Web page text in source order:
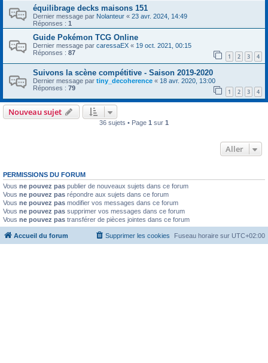
équilibrage decks maisons 151
Dernier message par Nolanteur « 23 avr. 2024, 14:49
Réponses : 1
Guide Pokémon TCG Online
Dernier message par caressaEX « 19 oct. 2021, 00:15
Réponses : 87 1 2 3 4
Suivons la scène compétitive - Saison 2019-2020
Dernier message par tiny_decoherence « 18 avr. 2020, 13:00
Réponses : 79 1 2 3 4
Nouveau sujet
36 sujets • Page 1 sur 1
Aller
PERMISSIONS DU FORUM
Vous ne pouvez pas publier de nouveaux sujets dans ce forum
Vous ne pouvez pas répondre aux sujets dans ce forum
Vous ne pouvez pas modifier vos messages dans ce forum
Vous ne pouvez pas supprimer vos messages dans ce forum
Vous ne pouvez pas transférer de pièces jointes dans ce forum
Accueil du forum Fuseau horaire sur UTC+02:00
Supprimer les cookies